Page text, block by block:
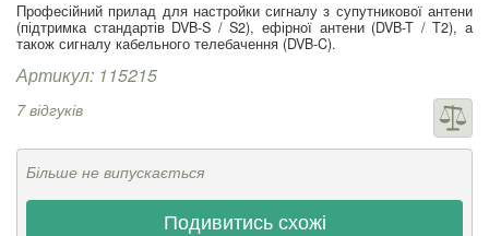
Професійний прилад для настройки сигналу з супутникової антени
(підтримка стандартів DVB-S / S2), ефірної антени (DVB-T / T2), а
також сигналу кабельного телебачення (DVB-C).
Артикул: 115215
7 відгуків
Більше не випускається
Подивитись схожі